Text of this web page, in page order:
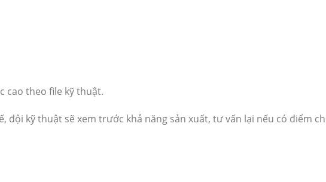
cao theo file kỹ thuật.
đội kỹ thuật sẽ xem trước khả năng sản xuất, tư vấn lại nếu có điểm